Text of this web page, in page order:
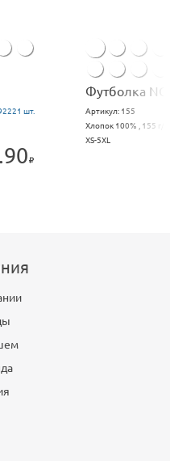
шт.
Футболка
Артикул: 155
Хлопок 100% , 155 г/м
XS-5XL